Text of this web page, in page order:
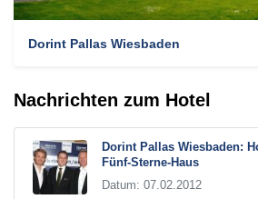
Dorint Pallas Wiesbaden
Nachrichten zum Hotel
Dorint Pallas Wiesbaden:
Fünf-Sterne-Haus
Datum: 07.02.2012